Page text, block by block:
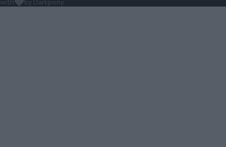
with
by Darkpony